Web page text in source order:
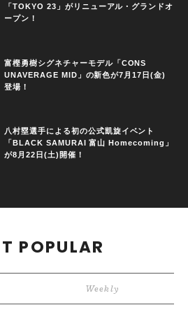
「TOKYO 23」がリニューアル・グランドオ
ープン！
富樫勇樹シグネチャーモデル「CONS
UNAVERAGE MID」の新色が7月17日(金)
登場！
八村塁選手による初の公式凱旋イベント
「BLACK SAMURAI 富山 Homecoming」
が8月22日(土)開催！
POPULAR
Weekly